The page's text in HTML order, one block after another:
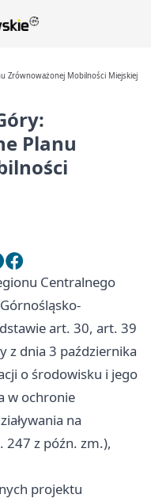
Zrównoważonej Mobilności Miejskiej
Planu
Centralnego
art. 30, art. 39
z dnia 3 października
o środowisku i jego
w ochronie
na
247 z późn. zm.),
projektu